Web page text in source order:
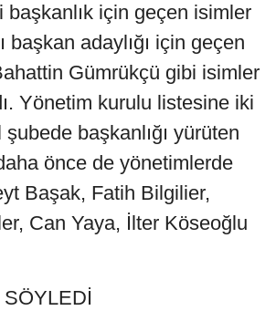
başkanlık için geçen isimler
başkan adaylığı için geçen
Gümrükçü gibi isimler
Yönetim kurulu listesine iki
şubede başkanlığı yürüten
önce de yönetimlerde
Başak, Fatih Bilgilier,
Can Yaya, İlter Köseoğlu